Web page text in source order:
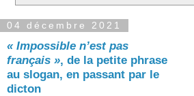
04 décembre 2021
« Impossible n’est pas
français », de la petite phrase
au slogan, en passant par le
dicton